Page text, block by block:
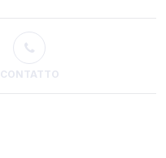
CONTATTO